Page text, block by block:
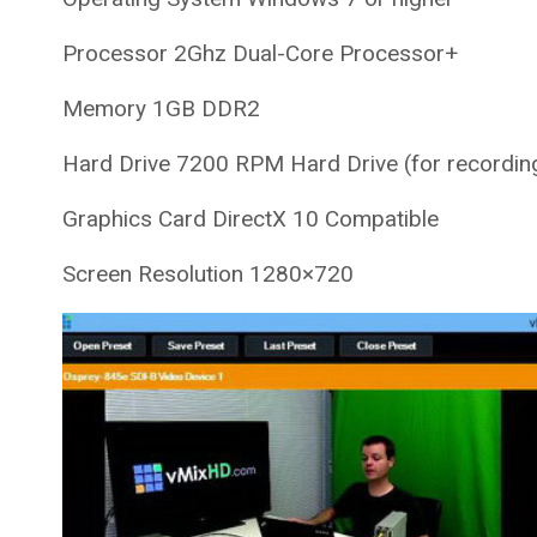
Processor 2Ghz Dual-Core Processor+
Memory 1GB DDR2
Hard Drive 7200 RPM Hard Drive (for
Graphics Card DirectX 10 Compatible
Screen Resolution 1280×720